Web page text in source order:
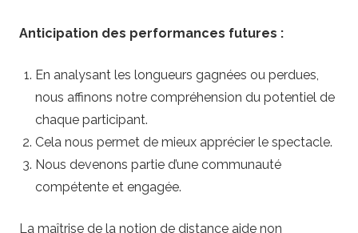
Anticipation des performances futures :
En analysant les longueurs gagnées ou perdues,
nous affinons notre compréhension du potentiel de
chaque participant.
Cela nous permet de mieux apprécier le spectacle.
Nous devenons partie d’une communauté
compétente et engagée.
La maîtrise de la notion de distance aide non